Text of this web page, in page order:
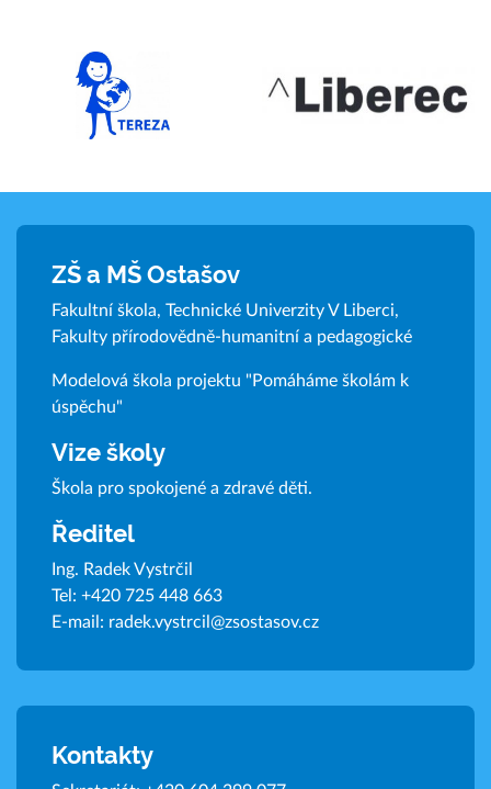
ZŠ a MŠ Ostašov
Fakultní škola, Technické Univerzity V Liberci,
Fakulty přírodovědně-humanitní a pedagogické
Modelová škola projektu "Pomáháme školám k
úspěchu"
Vize školy
Škola pro spokojené a zdravé děti.
Ředitel
Ing. Radek Vystrčil
Tel: +420 725 448 663
E-mail: radek.vystrcil@zsostasov.cz
Kontakty